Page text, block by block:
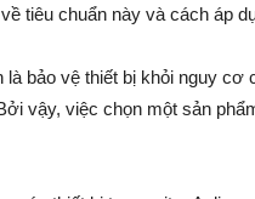
tiêu chuẩn này và cách áp
bảo vệ thiết bị khỏi nguy
vậy, việc chọn một sản